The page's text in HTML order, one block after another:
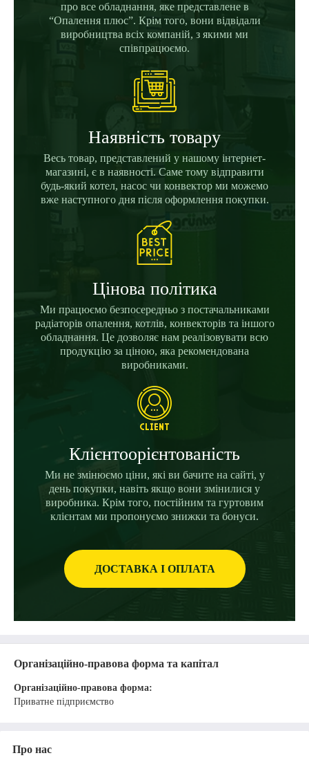
про все обладнання, яке представлене в
“Опалення плюс”. Крім того, вони відвідали
виробництва всіх компаній, з якими ми
співпрацюємо.
Наявність товару
Весь товар, представлений у нашому інтернет-
магазині, є в наявності. Саме тому відправити
будь-який котел, насос чи конвектор ми можемо
вже наступного дня після оформлення покупки.
Цінова політика
Ми працюємо безпосередньо з постачальниками
радіаторів опалення, котлів, конвекторів та іншого
обладнання. Це дозволяє нам реалізовувати всю
продукцію за ціною, яка рекомендована
виробниками.
Клієнтоорієнтованість
Ми не змінюємо ціни, які ви бачите на сайті, у
день покупки, навіть якщо вони змінилися у
виробника. Крім того, постійним та гуртовим
клієнтам ми пропонуємо знижки та бонуси.
ДОСТАВКА I ОПЛАТА
Організаційно-правова форма та капітал
Організаційно-правова форма:
Приватне підприємство
Про нас